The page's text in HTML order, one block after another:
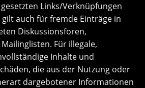
Links/Verknüpfungen
gilt auch für fremde Einträge in
Diskussionsforen,
Für illegale,
Inhalte und
die aus der Nutzung oder
dargebotener Informationen